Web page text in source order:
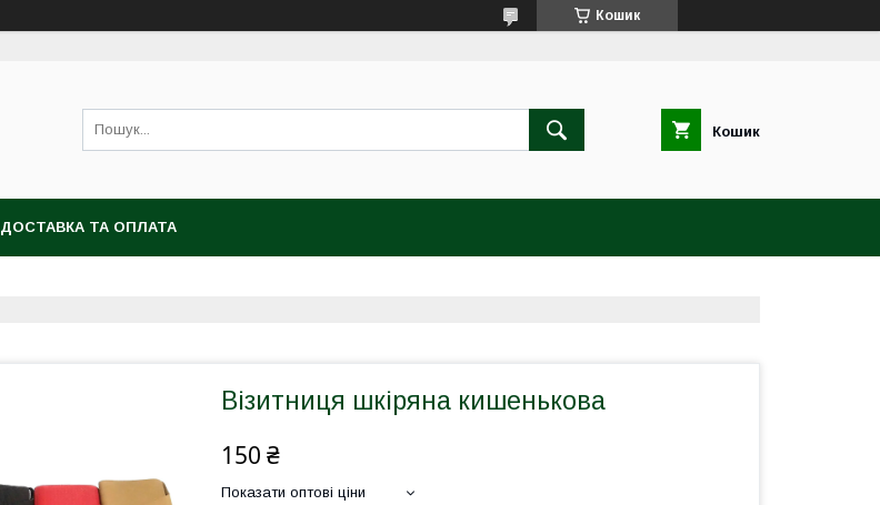
Кошик
Кошик
ДОСТАВКА ТА ОПЛАТА
Візитниця шкіряна кишенькова
150 ₴
Показати оптові ціни